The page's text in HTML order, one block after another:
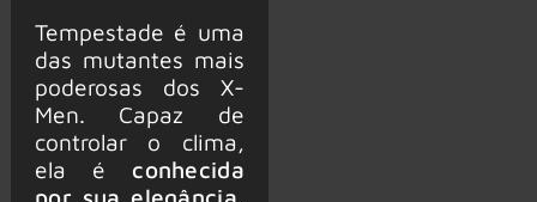
Tempestade é uma
das mutantes mais
poderosas dos X-
Men. Capaz de
controlar o clima,
ela é conhecida